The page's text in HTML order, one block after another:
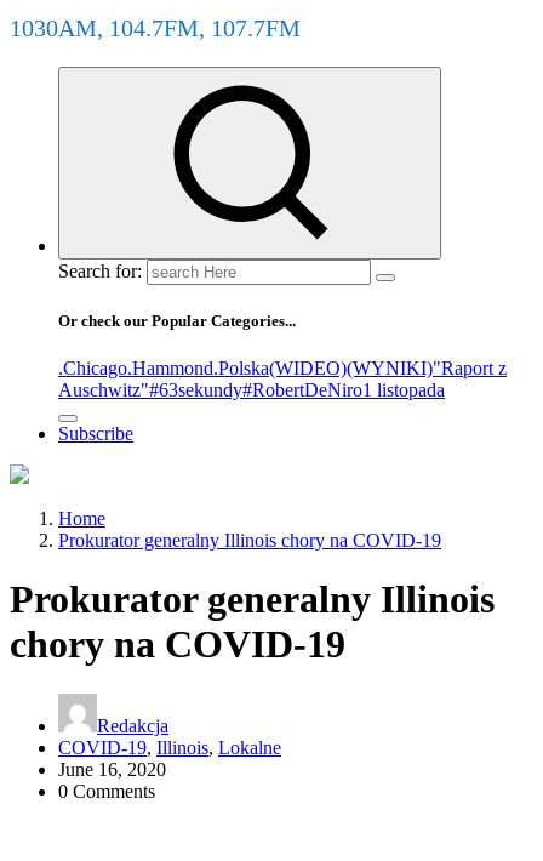
1030AM, 104.7FM, 107.7FM
Search for:
Or check our Popular Categories...
.Chicago.Hammond.Polska(WIDEO)(WYNIKI)"Raport z
Auschwitz"#63sekundy#RobertDeNiro1 listopada
Subscribe
Home
Prokurator generalny Illinois chory na COVID-19
Prokurator generalny Illinois
chory na COVID-19
Redakcja
COVID-19, Illinois, Lokalne
June 16, 2020
0 Comments